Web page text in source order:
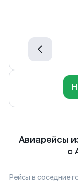
Авиарейсы
с
Рейсы в соседние